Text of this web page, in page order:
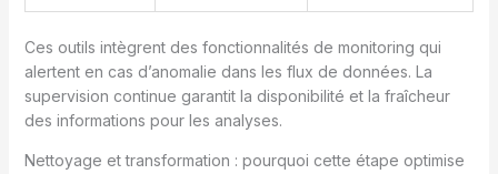
Ces outils intègrent des fonctionnalités de monitoring qui
alertent en cas d’anomalie dans les flux de données. La
supervision continue garantit la disponibilité et la fraîcheur
des informations pour les analyses.
Nettoyage et transformation : pourquoi cette étape optimise